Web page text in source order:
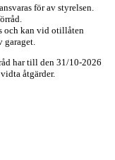
för av styrelsen.
och kan vid otillåten
garaget.
har till den 31/10-2026
åtgärder.